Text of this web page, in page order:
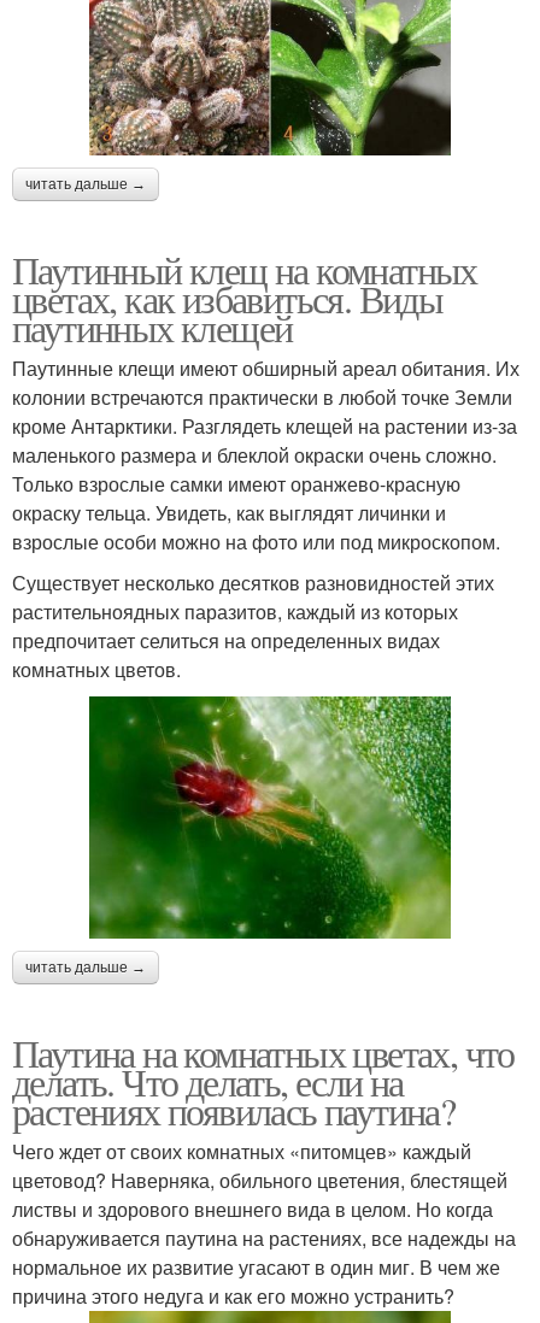
читать дальше →
Паутинный клещ на комнатных
цветах, как избавиться. Виды
паутинных клещей
Паутинные клещи имеют обширный ареал обитания. Их
колонии встречаются практически в любой точке Земли
кроме Антарктики. Разглядеть клещей на растении из-за
маленького размера и блеклой окраски очень сложно.
Только взрослые самки имеют оранжево-красную
окраску тельца. Увидеть, как выглядят личинки и
взрослые особи можно на фото или под микроскопом.
Существует несколько десятков разновидностей этих
растительноядных паразитов, каждый из которых
предпочитает селиться на определенных видах
комнатных цветов.
читать дальше →
Паутина на комнатных цветах, что
делать. Что делать, если на
растениях появилась паутина?
Чего ждет от своих комнатных «питомцев» каждый
цветовод? Наверняка, обильного цветения, блестящей
листвы и здорового внешнего вида в целом. Но когда
обнаруживается паутина на растениях, все надежды на
нормальное их развитие угасают в один миг. В чем же
причина этого недуга и как его можно устранить?